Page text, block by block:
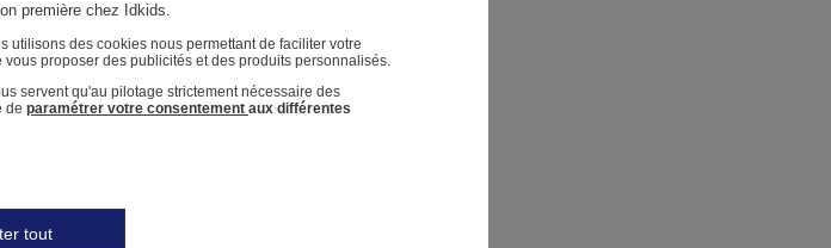
première chez Idkids.
utilisons des cookies nous permettant de faciliter votre
proposer des publicités et des produits personnalisés.
servent qu'au pilotage strictement nécessaire des
de paramétrer votre consentement aux différentes
tout